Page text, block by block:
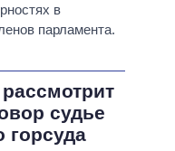
в
парламента.
судье
горсуда